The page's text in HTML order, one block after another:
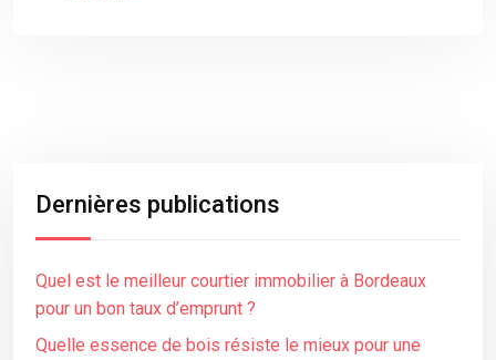
Dernières publications
Quel est le meilleur courtier immobilier à Bordeaux
pour un bon taux d’emprunt ?
Quelle essence de bois résiste le mieux pour une